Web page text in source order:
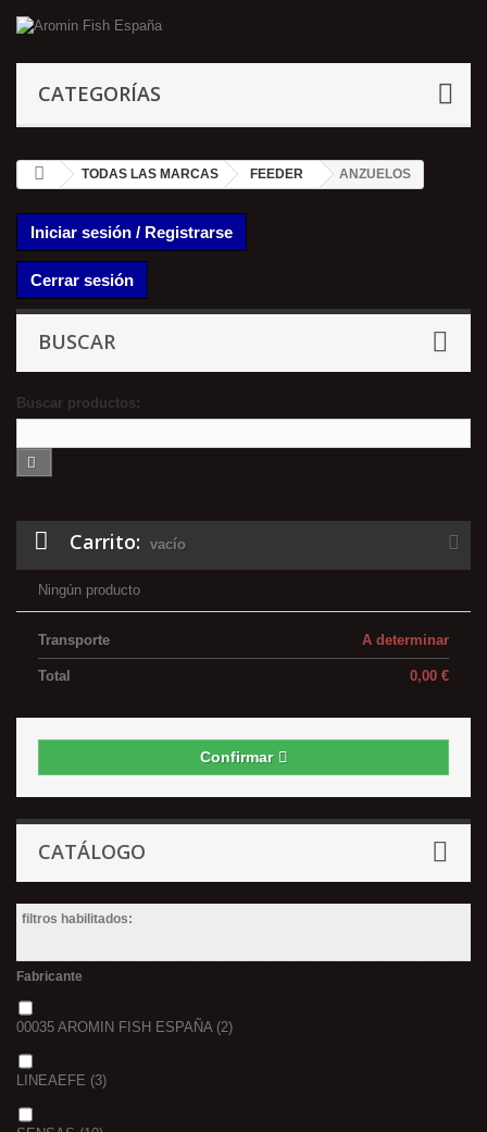
CATEGORÍAS
TODAS LAS MARCAS FEEDER ANZUELOS
Iniciar sesión / Registrarse
Cerrar sesión
BUSCAR
Buscar productos:
Carrito: vacío
Ningún producto
A determinar
Transporte
0,00 €
Total
Confirmar
CATÁLOGO
filtros habilitados:
Fabricante
00035 AROMIN FISH ESPAÑA(2)
LINEAEFE (3)